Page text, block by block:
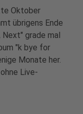
Oktober
übrigens Ende
Next" grade mal
"k bye for
Monate her.
Live-